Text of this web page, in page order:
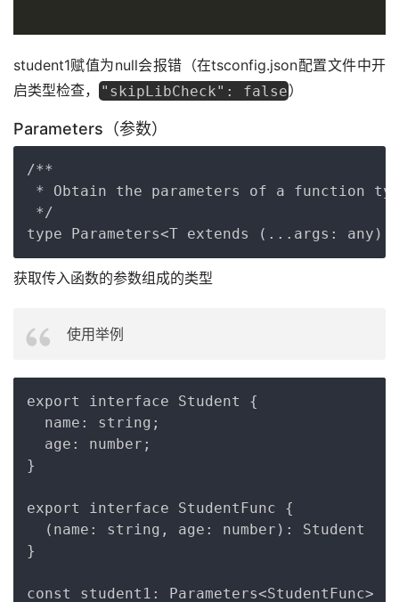
student1赋值为null会报错（在tsconfig.json配置文件中开
启类型检查，
"skipLibCheck": false）
Parameters（参数）
/**
* Obtain the parameters of a function
*/
获取传入函数的参数组成的类型
使用举例
export interface Student {
  name: string;
  age: number;
}
export interface StudentFunc {
  (name: string, age: number): Student
}